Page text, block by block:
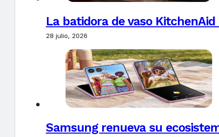
La batidora de vaso
28 julio, 2026
Samsung renueva su